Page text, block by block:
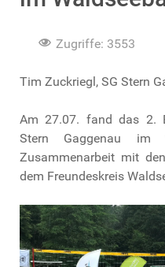
Zugriffe: 3553
Tim Zuckriegl, SG Stern
Am 27.07. fand das 2.
Stern Gaggenau im
Zusammenarbeit mit
dem Freundeskreis